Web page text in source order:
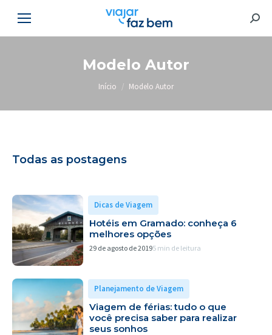
Modelo Autor
Você está aqui:
Início Modelo Autor
Todas as postagens
Dicas de Viagem
Hotéis em Gramado: conheça 6
melhores opções
29 de agosto de 20195 min de leitura
Planejamento de Viagem
Viagem de férias: tudo o que
você precisa saber para realizar
seus sonhos